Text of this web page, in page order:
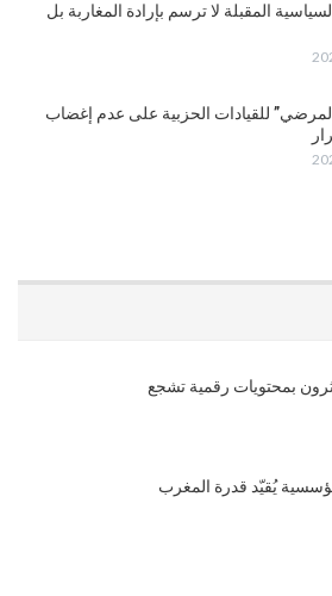
المقبلة لا ترسم بإرادة المغاربة بل
للقيادات الحزبية على عدم إغضاب
يتأثرون بمحتويات رقمية تشجع
يُقيّد قدرة المغرب